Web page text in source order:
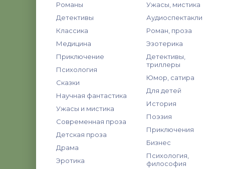
Романы
Детективы
Классика
Медицина
Приключение
Психология
Сказки
Научная фантастика
Ужасы и мистика
Современная проза
Детская проза
Драма
Эротика
Ужасы, мистика
Аудиоспектакли
Роман, проза
Эзотерика
Детективы,
триллеры
Юмор, сатира
Для детей
История
Поэзия
Приключения
Бизнес
Психология,
философия